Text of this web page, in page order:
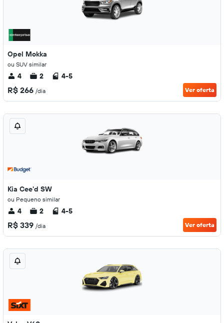
Opel Mokka
ou SUV similar
4 2 4-5
R$ 266 /dia Ver oferta
Kia Cee'd SW
ou Pequeno similar
4 2 4-5
R$ 339 /dia Ver oferta